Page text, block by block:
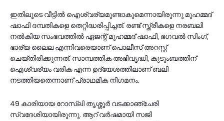
ഇതിലൂടെ വീട്ടില്‍ ഐശ്വര്യമുണ്ടാകുമെന്നായിരുന്നു മുഹമ്മദ്
ഷാഫി ദമ്പതികളെ തെറ്റിദ്ധരിപ്പിച്ചത്. രണ്ട് സ്ത്രീകളെ നരബലി
നല്‍കിയ സംഭവത്തില്‍ ഏജന്റ് മുഹമ്മദ് ഷാഫി, ഭഗവല്‍ സിംഗ്,
ഭാര്യ ലൈല എന്നിവരെയാണ് പൊലീസ് അറസ്റ്റ്
ചെയ്തിരിക്കുന്നത്. സാമ്പത്തിക അഭിവൃദ്ധി, കുടുംബത്തിന്
ഐശ്വര്യം വരിക എന്ന ഉദ്യേശത്തിലാണ് ബലി
നടത്തിയതെന്നാണ് പ്രാഥമിക നിഗമനം.
49 കാരിയായ റോസ്ലി തൃശ്ശൂര്‍ വടക്കാഞ്ചേരി
സ്വദേശിയായിരുന്നു. ആറ് വര്‍ഷമായി സജി